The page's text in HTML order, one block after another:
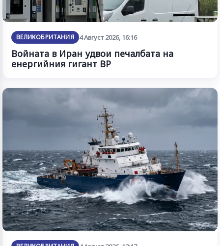
ВЕЛИКОБРИТАНИЯ 4 Август 2026, 16:16
Войната в Иран удвои печалбата на
енергийния гигант BP